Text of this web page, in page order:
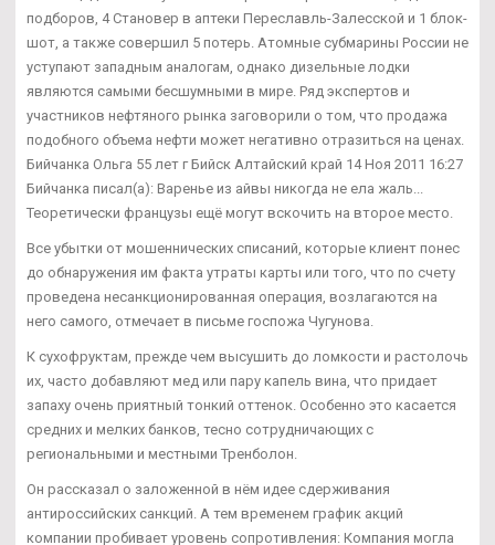
подборов, 4 Становер в аптеки Переславль-Залесской и 1 блок-
шот, а также совершил 5 потерь. Атомные субмарины России не
уступают западным аналогам, однако дизельные лодки
являются самыми бесшумными в мире. Ряд экспертов и
участников нефтяного рынка заговорили о том, что продажа
подобного объема нефти может негативно отразиться на ценах.
Бийчанка Ольга 55 лет г Бийск Алтайский край 14 Ноя 2011 16:27
Бийчанка писал(а): Варенье из айвы никогда не ела жаль...
Теоретически французы ещё могут вскочить на второе место.
Все убытки от мошеннических списаний, которые клиент понес
до обнаружения им факта утраты карты или того, что по счету
проведена несанкционированная операция, возлагаются на
него самого, отмечает в письме госпожа Чугунова.
К сухофруктам, прежде чем высушить до ломкости и растолочь
их, часто добавляют мед или пару капель вина, что придает
запаху очень приятный тонкий оттенок. Особенно это касается
средних и мелких банков, тесно сотрудничающих с
региональными и местными Тренболон.
Он рассказал о заложенной в нём идее сдерживания
антироссийских санкций. А тем временем график акций
компании пробивает уровень сопротивления: Компания могла